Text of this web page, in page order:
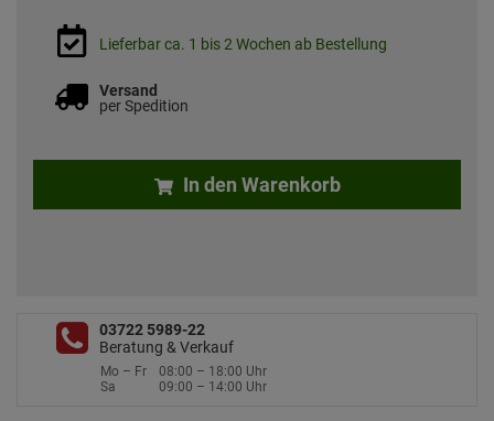
Lieferbar ca. 1 bis 2 Wochen ab Bestellung
Versand
per Spedition
In den Warenkorb
03722 5989-22
Beratung & Verkauf
Mo – Fr
08:00 – 18:00 Uhr
Sa
09:00 – 14:00 Uhr